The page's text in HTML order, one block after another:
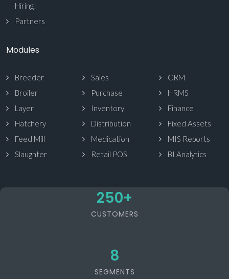
Hiring!
Partners
Modules
Breeder
Broiler
Layer
Hatchery
Feed Mill
Slaughter
Sales
Purchase
Inventory
Distribution
Medication
Retail POS
CRM
HRMS
Finance
Fixed Assets
MIS Reports
BI Analytics
250+
CUSTOMERS
8
SEGMENTS